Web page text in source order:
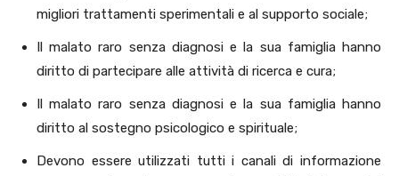
migliori trattamenti sperimentali e al supporto sociale;
Il malato raro senza diagnosi e la sua famiglia hanno
diritto di partecipare alle attività di ricerca e cura;
Il malato raro senza diagnosi e la sua famiglia hanno
diritto al sostegno psicologico e spirituale;
Devono essere utilizzati tutti i canali di informazione